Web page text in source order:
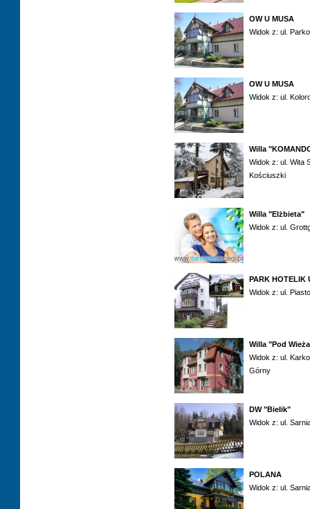
OW U MUSA
Widok z: ul.
OW U MUSA
Widok z: ul.
Willa
Widok z: ul. Wita
Kościuszki
Willa "Elżbieta"
Widok z: ul.
PARK HOTELIK
Widok z: ul.
Willa "Pod
Widok z: ul.
Górny
DW "Bielik"
Widok z: ul.
POLANA
Widok z: ul.